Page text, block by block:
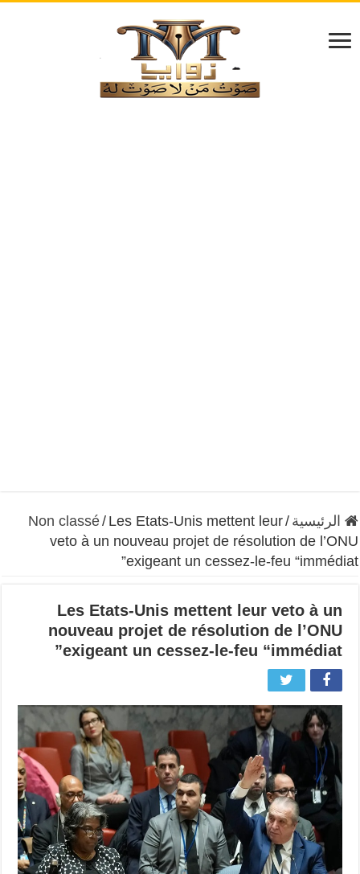
الرئيسية /
Non classé / Les Etats-Unis mettent leur
veto à un nouveau projet de résolution de l’ONU
exigeant un cessez-le-feu “immédiat”
Les Etats-Unis mettent leur veto à un
nouveau projet de résolution de l’ONU
exigeant un cessez-le-feu “immédiat”